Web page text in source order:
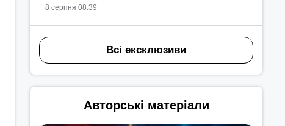
8 серпня 08:39
Всі ексклюзиви
Авторські матеріали